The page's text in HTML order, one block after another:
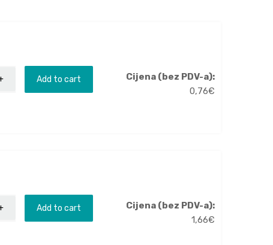
Add to cart
Cijena (bez PDV-a):
0,76€
Add to cart
Cijena (bez PDV-a):
1,66€